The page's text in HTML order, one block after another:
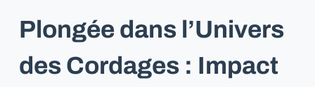
Plongée dans l’Univers
des Cordages : Impact